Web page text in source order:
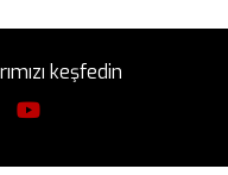
keşfedin